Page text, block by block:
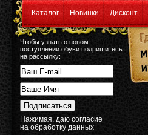
Каталог Новинки Дисконт
Чтобы узнать о новом
поступлении обуви подпишитесь
на рассылку:
Нажимая, даю согласие
на обработку данных